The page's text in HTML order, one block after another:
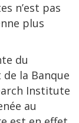
n’est pas
plus
du
la Banque
Institute
au